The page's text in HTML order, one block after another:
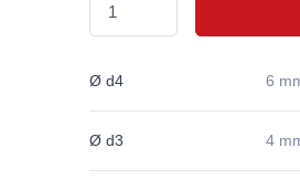
Ø d4 6
Ø d3 4